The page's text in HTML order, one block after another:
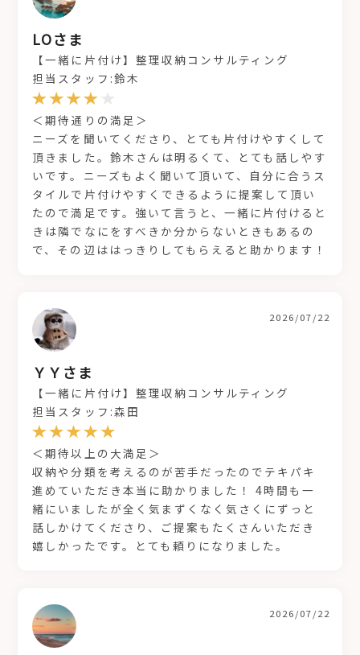
LOさま
【一緒に片付け】整理収納コンサルティング
担当スタッフ:鈴木
＜期待通りの満足＞
ニーズを聞いてくださり、とても片付けやすくして
頂きました。鈴木さんは明るくて、とても話しやす
いです。ニーズもよく聞いて頂いて、自分に合うス
タイルで片付けやすくできるように提案して頂い
たので満足です。強いて言うと、一緒に片付けると
きは隣でなにをすべきか分からないときもあるの
で、その辺ははっきりしてもらえると助かります！
ＹＹさま
2026/07/22
【一緒に片付け】整理収納コンサルティング
担当スタッフ:森田
＜期待以上の大満足＞
収納や分類を考えるのが苦手だったのでテキパキ
進めていただき本当に助かりました！ 4時間も一
緒にいましたが全く気まずくなく気さくにずっと
話しかけてくださり、ご提案もたくさんいただき
嬉しかったです。とても頼りになりました。
2026/07/22